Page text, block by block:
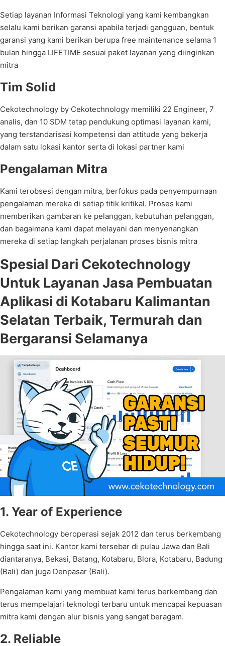
Setiap layanan Informasi Teknologi yang kami kembangkan
selalu kami berikan garansi apabila terjadi gangguan, bentuk
garansi yang kami berikan berupa free maintenance selama 1
bulan hingga LIFETIME sesuai paket layanan yang diinginkan
mitra
Tim Solid
Cekotechnology by Cekotechnology memiliki 22 Engineer, 7
analis, dan 10 SDM tetap pendukung optimasi layanan kami,
yang terstandarisasi kompetensi dan attitude yang bekerja
dalam satu lokasi kantor serta di lokasi partner kami
Pengalaman Mitra
Kami terobsesi dengan mitra, berfokus pada penyempurnaan
pengalaman mereka di setiap titik kritikal. Proses kami
memberikan gambaran ke pelanggan, kebutuhan pelanggan,
dan bagaimana kami dapat melayani dan menyenangkan
mereka di setiap langkah perjalanan proses bisnis mitra
Spesial Dari Cekotechnology
Untuk Layanan Jasa Pembuatan
Aplikasi di Kotabaru Kalimantan
Selatan Terbaik, Termurah dan
Bergaransi Selamanya
1. Year of Experience
Cekotechnology beroperasi sejak 2012 dan terus berkembang
hingga saat ini. Kantor kami tersebar di pulau Jawa dan Bali
diantaranya, Bekasi, Batang, Kotabaru, Blora, Kotabaru, Badung
(Bali) dan juga Denpasar (Bali).
Pengalaman kami yang membuat kami terus berkembang dan
terus mempelajari teknologi terbaru untuk mencapai kepuasan
mitra kami dengan alur bisnis yang sangat beragam.
2. Reliable